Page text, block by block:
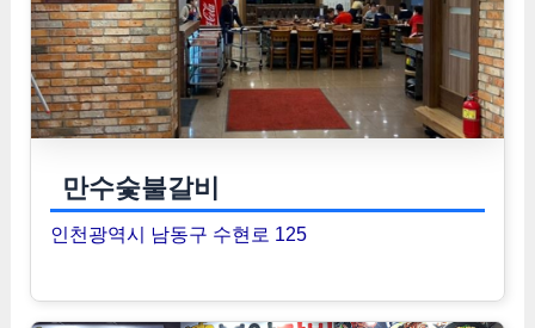
만수숯불갈비
인천광역시 남동구 수현로 125